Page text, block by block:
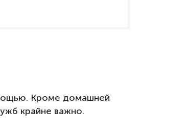
Кроме домашней
крайне важно.